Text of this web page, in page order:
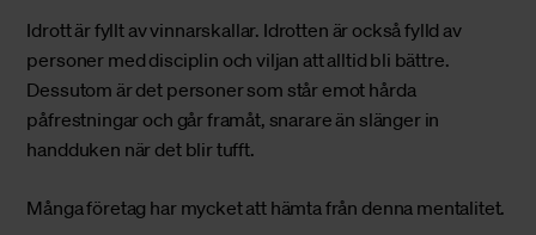
Idrott är fyllt av vinnarskallar. Idrotten är också fylld av
personer med disciplin och viljan att alltid bli bättre.
Dessutom är det personer som står emot hårda
påfrestningar och går framåt, snarare än slänger in
handduken när det blir tufft.
Många företag har mycket att hämta från denna mentalitet.